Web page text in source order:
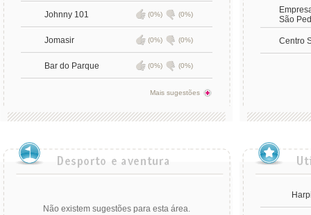
Johnny 101 (0%) (0%)
Jomasir (0%) (0%)
Bar do Parque (0%) (0%)
Mais sugestões
São
Centro
Não existem sugestões para esta área.